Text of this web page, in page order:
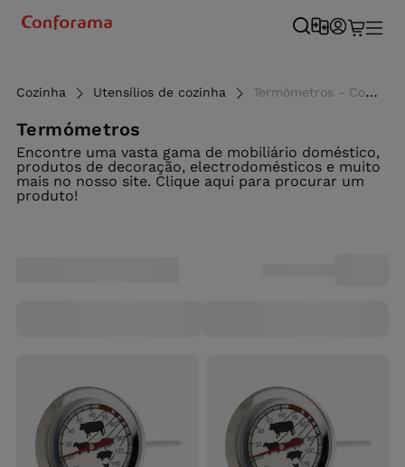
Cozinha Utensílios de cozinha Termómetros - Conforama
Termómetros
Encontre uma vasta gama de mobiliário doméstico,
produtos de decoração, electrodomésticos e muito
mais no nosso site. Clique aqui para procurar um
produto!